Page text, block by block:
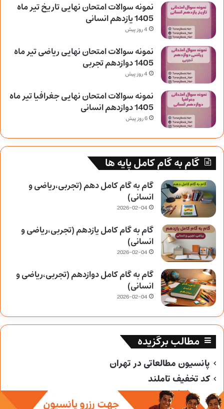
نمونه سوالات امتحان نهایی تاریخ تیر ماه
1405 یازدهم انسانی
4 روز پیش
نمونه سوالات امتحان نهایی ریاضی تیر ماه
1405 دوازدهم تجربی
4 روز پیش
نمونه سوالات امتحان نهایی جغرافیا تیر ماه
1405 دوازدهم انسانی
6 روز پیش
گام به گام کامل پایه ها
گام به گام کامل دهم (تجربی،ریاضی و
انسانی)
2026-02-04
گام به گام کامل یازدهم (تجربی،ریاضی و
انسانی)
2026-02-04
گام به گام کامل دوازدهم (تجربی،ریاضی و
انسانی)
2026-02-04
مطالب برگزیده
پانسیون مطالعاتی در تهران
کد تخفیف تاملند
کد تخفیف خیلی سبز